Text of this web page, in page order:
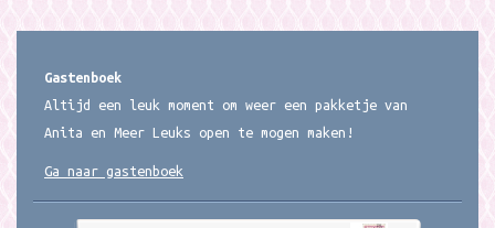
Gastenboek
Altijd een leuk moment om weer een pakketje van
Anita en Meer Leuks open te mogen maken!
Ga naar gastenboek